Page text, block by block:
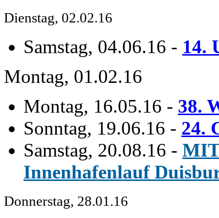
Dienstag, 02.02.16
Samstag, 04.06.16 - 14.
Montag, 01.02.16
Montag, 16.05.16 - 38.
Sonntag, 19.06.16 - 24.
Samstag, 20.08.16 -
Innenhafenlauf
Donnerstag, 28.01.16